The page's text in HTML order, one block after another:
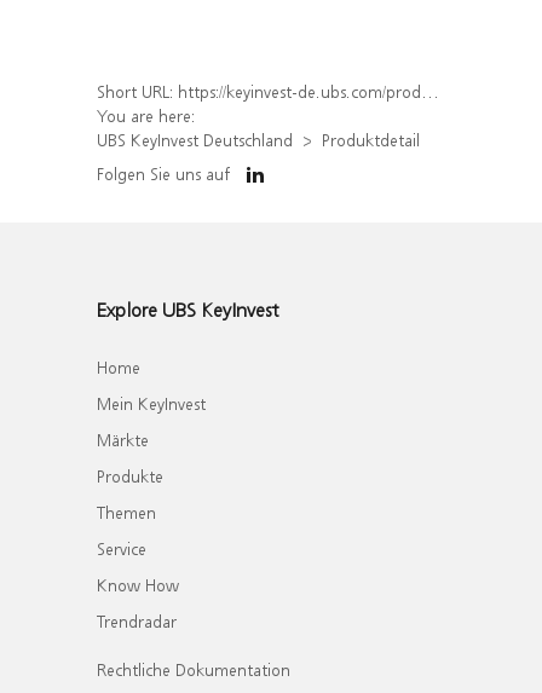
Short URL: https://keyinvest-de.ubs.com/produkt/detail/index/isin/DE000WA6LB64
You are here:
UBS KeyInvest Deutschland
Produktdetail
Folgen Sie uns auf
Explore UBS KeyInvest
Home
Mein KeyInvest
Märkte
Produkte
Themen
Service
Know How
Trendradar
Rechtliche Dokumentation